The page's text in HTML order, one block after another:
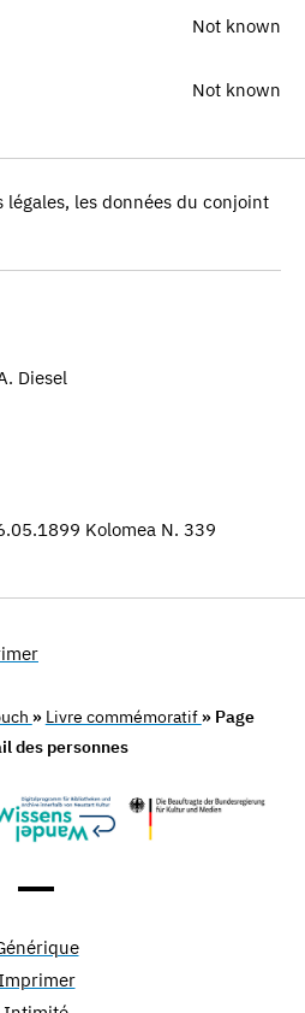
Not known
Not known
les données du conjoint
Diesel
Kolomea N. 339
» Livre commémoratif » Page
des personnes